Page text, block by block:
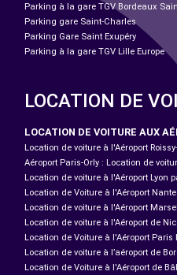
Parking à la gare TGV Bordeaux
Parking gare Saint-Charles
Parking Gare Saint Exupéry
Parking à la gare TGV Lille Europe
LOCATION DE
LOCATION DE VOITURE AUX
Location de voiture à l'Aéroport
Aéroport Paris-Orly : Location de
Location de voiture à l'Aéroport Lyon
Location de Voiture à l'Aéroport
Location de voiture à l'Aéroport
Location de voiture à l'Aéroport de
Location de Voiture à l'Aéroport
Location de voiture à l’aéroport de
Location de Voiture à l'Aéroport de